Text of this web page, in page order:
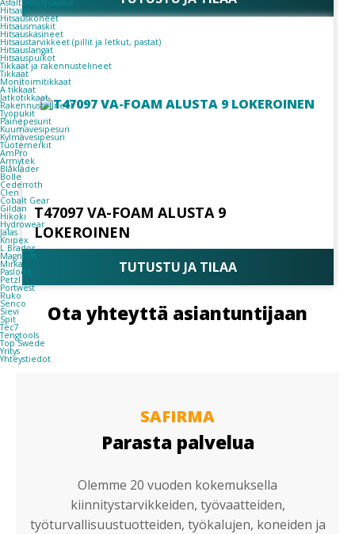
Asfaltointityökalut
Hitsaus
Hitsauskoneet
Hitsausmaskit
Hitsauskäsineet
Hitsaustarvikkeet (pillit ja letkut, pastat)
Hitsauslangat
Hitsauspuikot
Tikkaat ja rakennustelineet
Tikkaat
Monitoimitikkaat
A tikkaat
Jatkotikkaat
Rakennustelineet
Työpukit
Painepesurit
Kuumavesipesuri
Kylmävesipesuri
Tuotemerkit
AmPro
Armytek
Blåkläder
Bolle
Cederroth
Clen
Cobalt Gear
Gildan
Hikoki
Hydrowear
Jalas
Knipex
L.Brador
Magnum
Mirka
Paslode
Petzl
Portwest
Ruko
Senco
Sievi
Spit
Tec7
Tengtools
Top Swede
Yritys
Yhteystiedot
T47097 VA-FOAM ALUSTA 9
LOKEROINEN
TUTUSTU JA TILAA
Ota yhteyttä asiantuntijaan
SAFIRMA
Parasta palvelua
Olemme 20 vuoden kokemuksella
kiinnitystarvikkeiden, työvaatteiden,
työturvallisuustuotteiden, työkalujen, koneiden ja